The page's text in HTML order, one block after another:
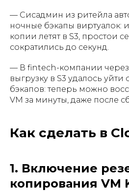
— Сисадмин из ритейла
ночные бэкапы виртуалок:
копии летят в S3, простои
сократились до секунд.
— В fintech-компании
выгрузку в S3 удалось уйти
бэкапов: теперь можно
VM за минуты, даже после
Как сделать в
1. Включение
копирования VM